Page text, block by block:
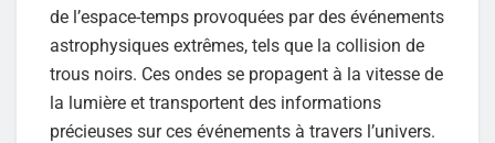
de l’espace-temps provoquées par des événements
astrophysiques extrêmes, tels que la collision de
trous noirs. Ces ondes se propagent à la vitesse de
la lumière et transportent des informations
précieuses sur ces événements à travers l’univers.